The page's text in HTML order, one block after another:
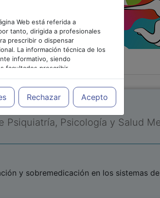
Web está referida a
tanto, dirigida a profesionales
prescribir o dispensar
La información técnica de los
informativo, siendo
facultados prescribir
concreto, el tratamiento más
Rechazar Acepto
Psiquiatría, Psicología y Salud
y sobremedicación en los sistemas